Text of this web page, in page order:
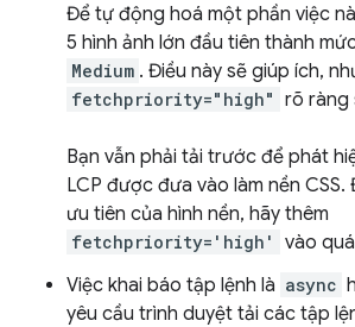
Để tự động hoá một phần việc
5 hình ảnh lớn đầu tiên thành
Medium . Điều này sẽ giúp ích,
fetchpriority="high" rõ ràng
Bạn vẫn phải tải trước để phát
LCP được đưa vào làm nền
ưu tiên của hình nền, hãy thêm
fetchpriority='high'
vào
Việc khai báo tập lệnh là async
yêu cầu trình duyệt tải các tập